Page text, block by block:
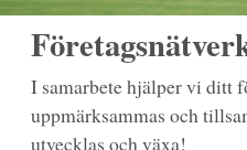
I samarbete hjälper vi ditt
uppmärksammas och
utvecklas och växa!